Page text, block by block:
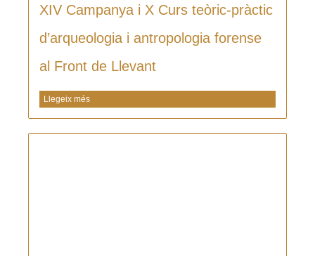
XIV Campanya i X Curs teòric-pràctic
d’arqueologia i antropologia forense
al Front de Llevant
Llegeix més